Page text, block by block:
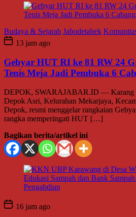
Budaya & Sejarah Jabodetabek
13 jam ago
Gebyar HUT RI ke 81 RW 24
Tenis Meja Jadi Pembuka 6
DEPOK, SWARAJABAR.ID — Karang
Depok Asri, Kelurahan Mekarjaya,
Depok, resmi menggelar rangkaian
rangka memperingati HUT […]
Bagikan berita/artikel ini
16 jam ago